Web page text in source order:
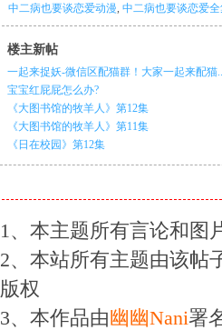
中二病也要谈恋爱动漫, 中二病也要谈恋爱
楼主新帖
一起来捉妖-微信区配猫群！大家一起来配猫
宝宝红屁屁怎么办?
《大图书馆的牧羊人》第12集
《大图书馆的牧羊人》第11集
《日在校园》第12集
1、本主题所有言论和图
2、本站所有主题由该帖
版权
3、本作品由幽幽Nani署